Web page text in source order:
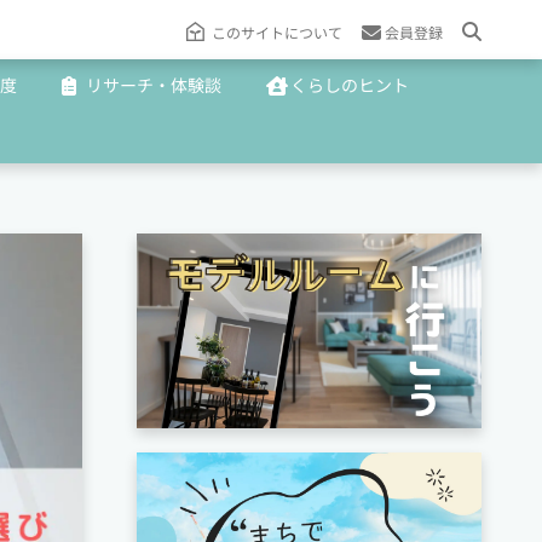
このサイトについて 会員登録
リサーチ・体験談 くらしのヒント